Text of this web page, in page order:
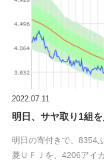
2022.07.11
明日、サヤ取り1組
明日の寄付きで、8354
菱ＵＦＪを、4206アイ